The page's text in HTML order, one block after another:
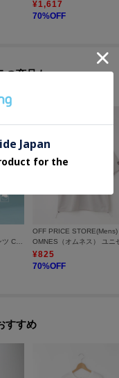
マガにてお知らせ。
、自分だけのお買い物リス
＝
¥1,617
70%OFF
の商品も
プレミアムスキニーパンツ COOL 360°ストレッチ／接触冷感／全4サイズ・4色展開
OFF PRICE STORE(Mens)
¥825
70%OFF
すすめ